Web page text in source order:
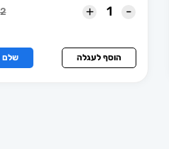
-
+
הוסף לעגלה שלם